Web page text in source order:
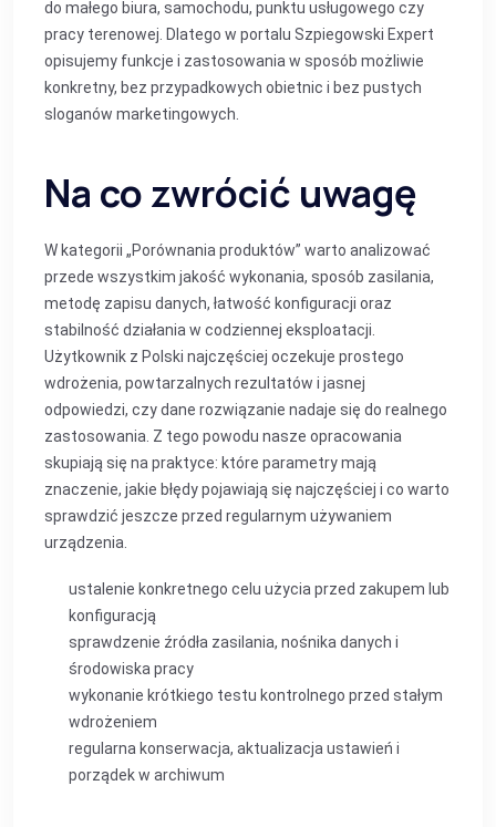
do małego biura, samochodu, punktu usługowego czy
pracy terenowej. Dlatego w portalu Szpiegowski Expert
opisujemy funkcje i zastosowania w sposób możliwie
konkretny, bez przypadkowych obietnic i bez pustych
sloganów marketingowych.
Na co zwrócić uwagę
W kategorii „Porównania produktów” warto analizować
przede wszystkim jakość wykonania, sposób zasilania,
metodę zapisu danych, łatwość konfiguracji oraz
stabilność działania w codziennej eksploatacji.
Użytkownik z Polski najczęściej oczekuje prostego
wdrożenia, powtarzalnych rezultatów i jasnej
odpowiedzi, czy dane rozwiązanie nadaje się do realnego
zastosowania. Z tego powodu nasze opracowania
skupiają się na praktyce: które parametry mają
znaczenie, jakie błędy pojawiają się najczęściej i co warto
sprawdzić jeszcze przed regularnym używaniem
urządzenia.
ustalenie konkretnego celu użycia przed zakupem lub
konfiguracją
sprawdzenie źródła zasilania, nośnika danych i
środowiska pracy
wykonanie krótkiego testu kontrolnego przed stałym
wdrożeniem
regularna konserwacja, aktualizacja ustawień i
porządek w archiwum